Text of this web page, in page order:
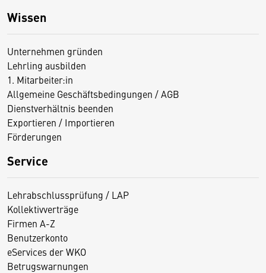
Wissen
Unternehmen gründen
Lehrling ausbilden
1. Mitarbeiter:in
Allgemeine Geschäftsbedingungen / AGB
Dienstverhältnis beenden
Exportieren / Importieren
Förderungen
Service
Lehrabschlussprüfung / LAP
Kollektivverträge
Firmen A-Z
Benutzerkonto
eServices der WKO
Betrugswarnungen